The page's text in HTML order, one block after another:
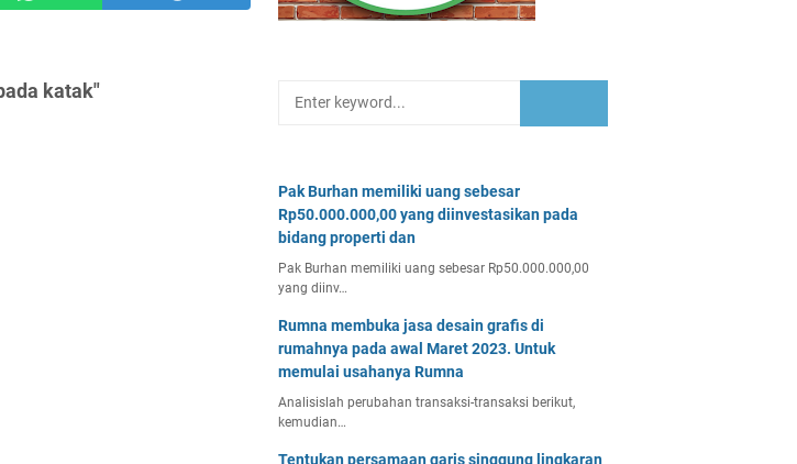
katak"
Pak Burhan memiliki uang sebesar
Rp50.000.000,00 yang diinvestasikan pada
bidang properti dan
Pak Burhan memiliki uang sebesar Rp50.000.000,00
yang diinv…
Rumna membuka jasa desain grafis di
rumahnya pada awal Maret 2023. Untuk
memulai usahanya Rumna
Analisislah perubahan transaksi-transaksi berikut,
kemudian…
Tentukan persamaan garis singgung lingkaran